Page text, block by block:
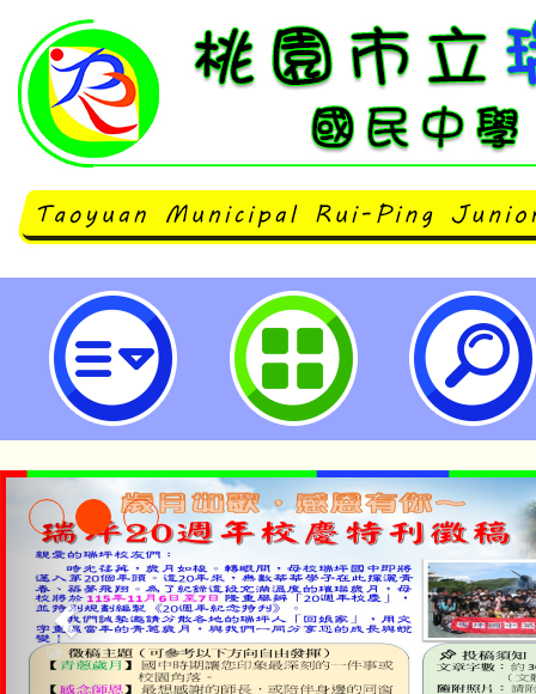
「2025第八屆臺灣學校午餐大賽
生評審募集」活動-桃園市立瑞坪